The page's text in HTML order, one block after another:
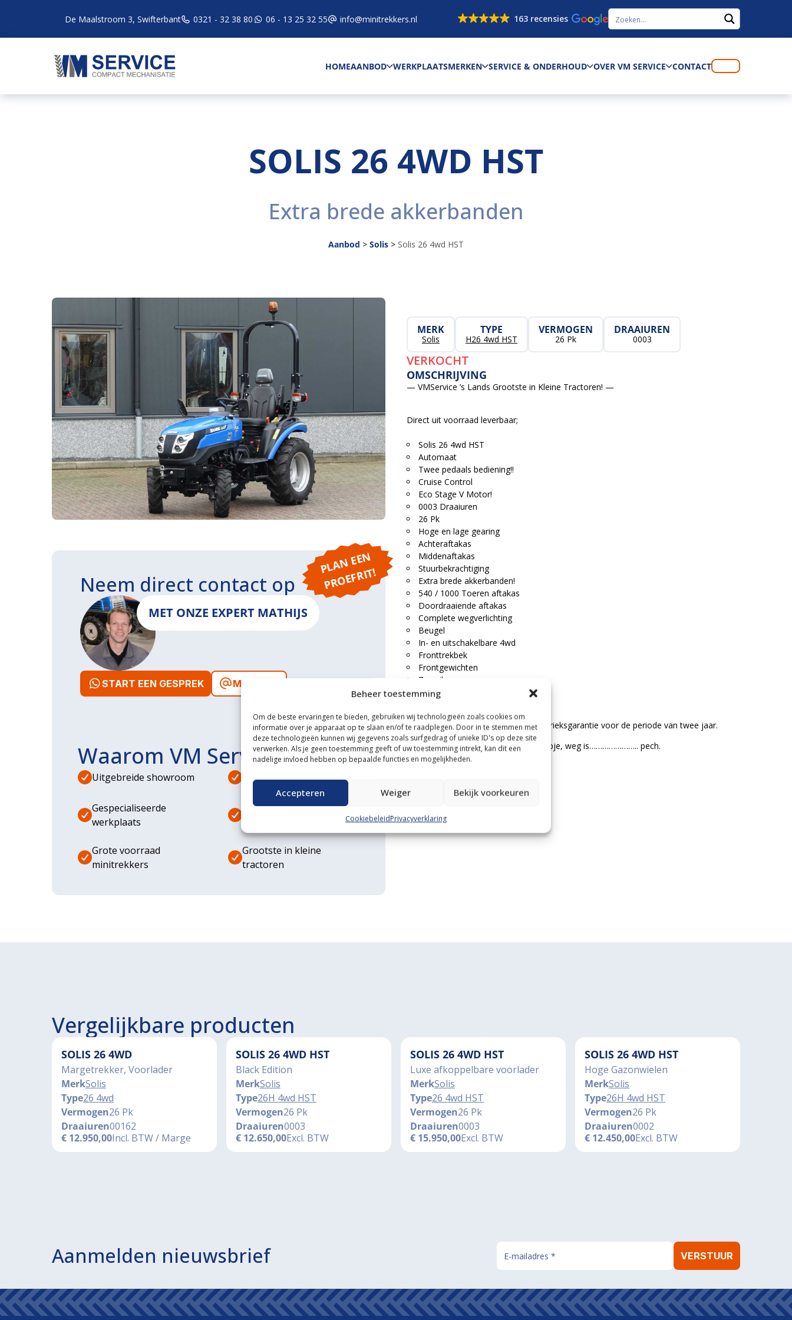
Beheer toestemming
Om de beste ervaringen te bieden, gebruiken wij technologieën zoals cookies om
informatie over je apparaat op te slaan en/of te raadplegen. Door in te stemmen met
deze technologieën kunnen wij gegevens zoals surfgedrag of unieke ID's op deze site
verwerken. Als je geen toestemming geeft of uw toestemming intrekt, kan dit een
nadelige invloed hebben op bepaalde functies en mogelijkheden.
Accepteren Weiger Bekijk voorkeuren
CookiebeleidPrivacyverklaring
De Maalstroom 3, Swifterbant 0321 - 32 38 80 06 - 13 25 32 55 info@minitrekkers.nl 163 recensies
HOMEAANBOD WERKPLAATSMERKEN SERVICE & ONDERHOUD OVER VM SERVICE CONTACT
SOLIS 26 4WD HST
Extra brede akkerbanden
Aanbod > Solis > Solis 26 4wd HST
MERK
Solis
TYPE
H26 4wd HST
VERMOGEN
26 Pk
DRAAIUREN
0003
VERKOCHT
OMSCHRIJVING
— VMService ’s Lands Grootste in Kleine Tractoren! —
Direct uit voorraad leverbaar;
Solis 26 4wd HST
Automaat
Twee pedaals bediening!!
Cruise Control
Eco Stage V Motor!
0003 Draaiuren
26 Pk
Hoge en lage gearing
Achteraftakas
Middenaftakas
Stuurbekrachtiging
Extra brede akkerbanden!
540 / 1000 Toeren aftakas
Doordraaiende aftakas
Complete wegverlichting
Beugel
In- en uitschakelbare 4wd
Fronttrekbek
Frontgewichten
Zwaailamp
Luxe stoel
Wordt geleverd met de standaard fabrieksgarantie voor de periode van twee jaar.
Helaas een eenmalig aanbiedingskoopje, weg is………………….. pech.
P
L
A
N
E
E
N
P
R
O
E
F
RI
T!
Neem direct contact op
MET ONZE EXPERT MATHIJS
START EEN GESPREK MAIL ONS
Waarom VM Service
Uitgebreide showroom Eigen transportservice
Gespecialiseerde
werkplaats
Diverse
Grote voorraad
minitrekkers
Grootste in kleine
tractoren
Vergelijkbare producten
SOLIS 26 4WD
Margetrekker, Voorlader
MerkSolis
Type26 4wd
Vermogen26 Pk
Draaiuren00162
€ 12.950,00Incl. BTW / Marge
SOLIS 26 4WD HST
Black Edition
MerkSolis
Type26H 4wd HST
Vermogen26 Pk
Draaiuren0003
€ 12.650,00Excl. BTW
SOLIS 26 4WD HST
Luxe afkoppelbare voorlader
MerkSolis
Type26 4wd HST
Vermogen26 Pk
Draaiuren0003
€ 15.950,00Excl. BTW
SOLIS 26 4WD HST
Hoge Gazonwielen
MerkSolis
Type26H 4wd HST
Vermogen26 Pk
Draaiuren0002
€ 12.450,00Excl. BTW
Aanmelden nieuwsbrief